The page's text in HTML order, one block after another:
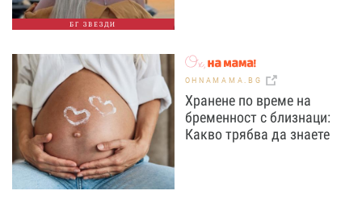
БГ ЗВЕЗДИ
OHNAMAMA.BG
Хранене по време на
бременност с близнаци:
Какво трябва да знаете